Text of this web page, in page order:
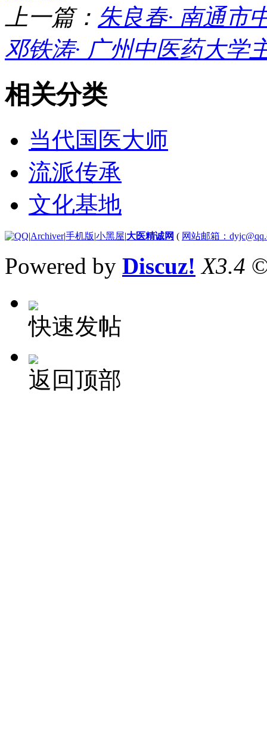
上一篇： 朱良春· 南通市
邓铁涛· 广州中医药大学
相关分类
当代国医大师
流派传承
文化基地
|Archiver|手机版|小黑屋|大医精诚网 ( 网站邮箱：
Powered by Discuz! X3.4
快速发帖
返回顶部